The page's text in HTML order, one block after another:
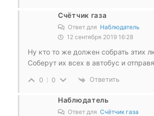
Счётчик газа
Ответ для Наблюдатель
12 сентября 2019 16:28
Ну кто то же должен собрать этих
Соберут их всех в автобус и
0 0 Ответить
Наблюдатель
Ответ для Счётчик газа